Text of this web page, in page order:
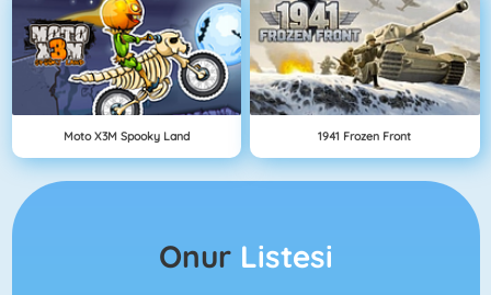
Moto X3M Spooky Land 1941 Frozen Front
Onur Listesi